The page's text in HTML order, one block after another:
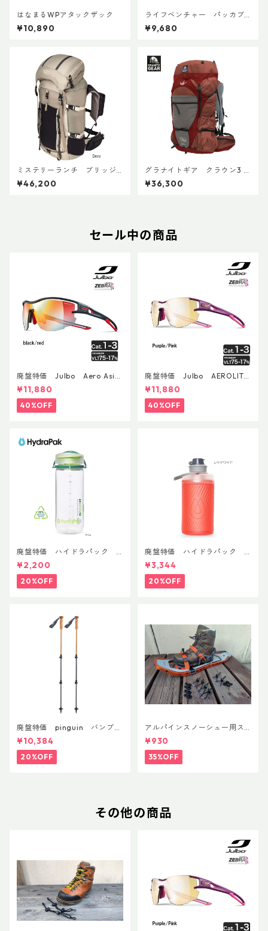
はなまるWPアタックザック
¥10,890
ライフベンチャー パッカブ
ルWPバックパック
¥9,680
ミステリーランチ ブリッジ
ャー 45 ウィメンズ
¥46,200
グラナイトギア クラウン3 4
0 ECO
¥36,300
セール中の商品
廃盤特価 Julbo Aero Asia
nFit
¥11,880
40%OFF
廃盤特価 Julbo AEROLITE
AsianFit
¥11,880
40%OFF
廃盤特価 ハイドラパック
リーコン ツイスト＆シップ 50
0ml
¥2,200
20%OFF
廃盤特価 ハイドラパック
フラックス 750ml
¥3,344
20%OFF
廃盤特価 pinguin バンブー
FLフォーム(ペア)
¥10,384
20%OFF
アルパインスノーシュー用ス
トラップキャッチ(ペア)
¥930
35%OFF
その他の商品